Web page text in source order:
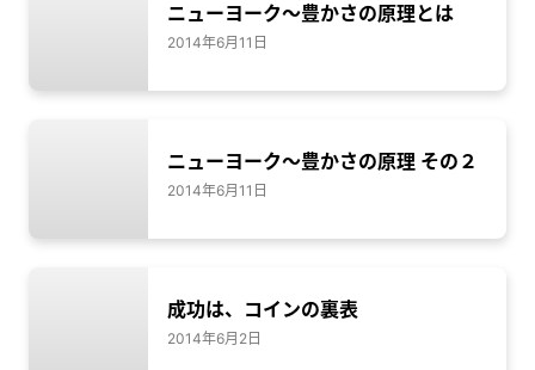
ニューヨーク～豊かさの原理とは
2014年6月11日
ニューヨーク～豊かさの原理 その２
2014年6月11日
成功は、コインの裏表
2014年6月2日